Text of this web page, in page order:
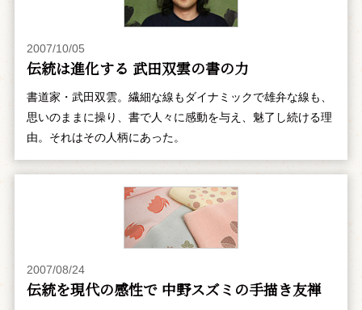
2007/10/05
伝統は進化する 武田双雲の書の力
書道家・武田双雲。繊細な線もダイナミックで雄弁な線も、
思いのままに操り、書で人々に感動を与え、魅了し続ける理
由。それはその人柄にあった。
2007/08/24
伝統を現代の感性で 中野スズミの手描き友禅